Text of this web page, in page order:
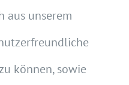
aus unserem
können, sowie